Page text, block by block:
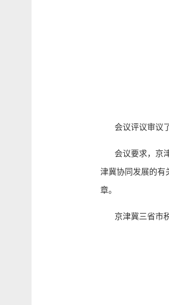
会议评议审议了
会议要求，京津
津冀协同发展的有
章。
京津冀三省市税